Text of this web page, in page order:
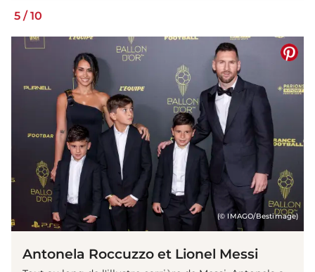
5 / 10
(© IMAGO/Bestimage)
Antonela Roccuzzo et Lionel Messi